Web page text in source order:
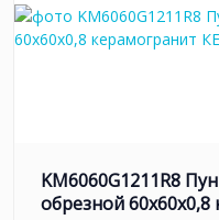
KM6060G1211R8
обрезной